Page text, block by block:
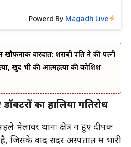
Powerd By Magadh Live
खौफनाक वारदात: शराबी पति ने की पत्नी
खुद भी की आत्महत्या की कोशिश
का हालिया गतिरोध
भेलावर थाना क्षेत्र में हुए दीपक
जिसके बाद सदर अस्पताल में भारी